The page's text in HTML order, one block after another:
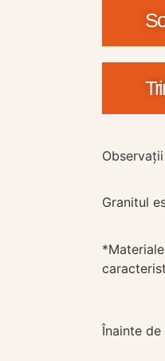
Observații
Granitul
Înainte